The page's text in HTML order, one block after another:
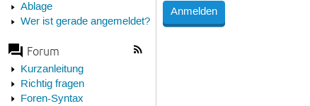
Ablage
Wer ist gerade angemeldet?
Forum
Kurzanleitung
Richtig fragen
Foren-Syntax